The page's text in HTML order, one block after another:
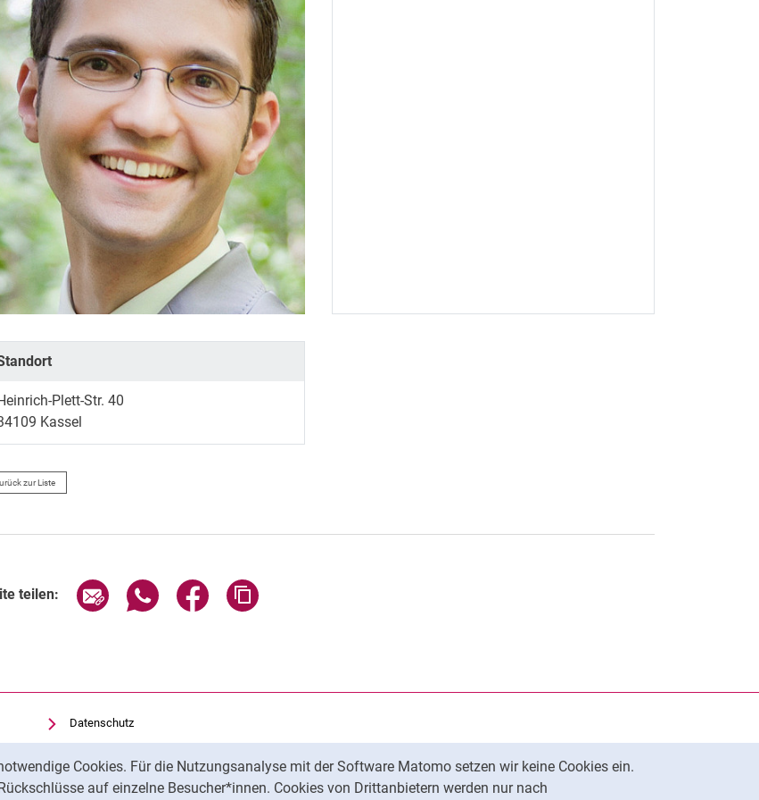
Cookies. Für die Nutzungsanalyse mit der Software Matomo setzen wir keine Cookies ein.
auf einzelne Besucher*innen. Cookies von Drittanbietern werden nur nach
Plett-Str. 40
Kassel
zur Liste
teilen: Seite über E-Mail teilen
Seite über WhatsApp teilen (externer Link, öffnet neues Fenster)
Seite über Facebook teilen (externer Link, öffnet neues Fenster)
Datenschutz
Barrierefreiheit
Transparenter KI-Einsatz
Impressum